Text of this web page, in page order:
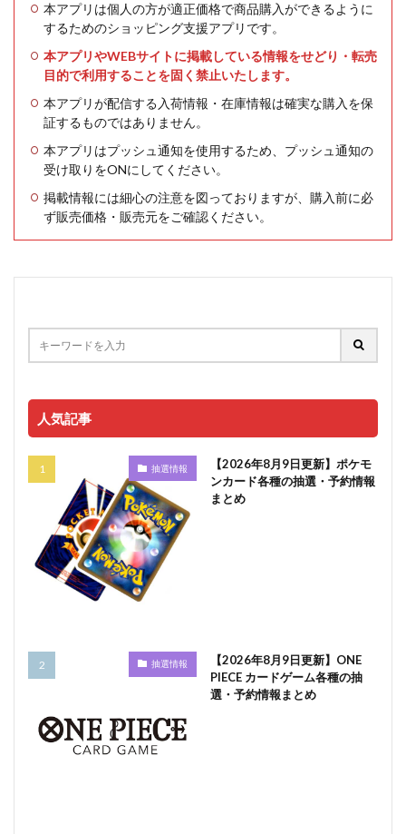
本アプリは個人の方が適正価格で商品購入ができるように
するためのショッピング支援アプリです。
本アプリやWEBサイトに掲載している情報をせどり・転売
目的で利用することを固く禁止いたします。
本アプリが配信する入荷情報・在庫情報は確実な購入を保
証するものではありません。
本アプリはプッシュ通知を使用するため、プッシュ通知の
受け取りをONにしてください。
掲載情報には細心の注意を図っておりますが、購入前に必
ず販売価格・販売元をご確認ください。
人気記事
抽選情報
【2026年8月9日更新】ポケモ
ンカード各種の抽選・予約情報
まとめ
抽選情報
【2026年8月9日更新】ONE
PIECE カードゲーム各種の抽
選・予約情報まとめ